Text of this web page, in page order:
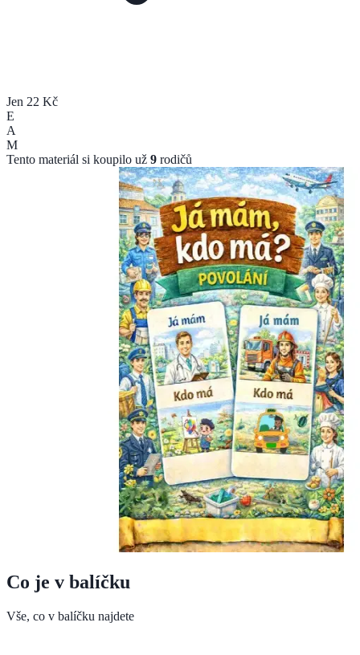
Jen 22 Kč
E
A
M
Tento materiál si koupilo už 9 rodičů
Co je v balíčku
Vše, co v balíčku najdete